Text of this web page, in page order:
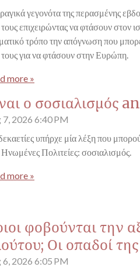
γεγονότα της περασμένης
επιχειρώντας να φτάσουν στον
τρόπο την απόγνωση που
για να φτάσουν στην Ευρώπη.
more »
ο σοσιαλισμός
7, 2026 6:40 PM
υπήρχε μία λέξη που
Ηνωμένες Πολιτείες: σοσιαλισμός.
more »
φοβούνται την
Οι οπαδοί
6, 2026 6:05 PM